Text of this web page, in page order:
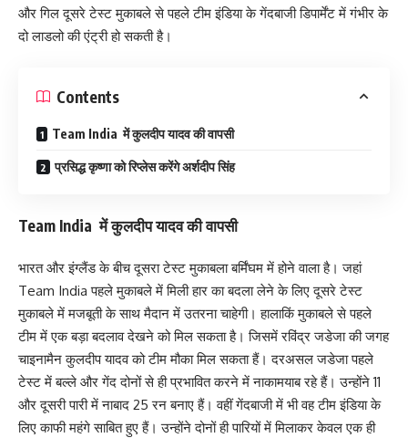
और गिल दूसरे टेस्ट मुकाबले से पहले टीम इंडिया के गेंदबाजी डिपार्मेंट में गंभीर के
दो लाडलो की एंट्री हो सकती है।
Contents
Team India में कुलदीप यादव की वापसी
प्रसिद्ध कृष्णा को रिप्लेस करेंगे अर्शदीप सिंह
Team India में कुलदीप यादव की वापसी
भारत और इंग्लैंड के बीच दूसरा टेस्ट मुकाबला बर्मिंघम में होने वाला है। जहां
Team India पहले मुकाबले में मिली हार का बदला लेने के लिए दूसरे टेस्ट
मुकाबले में मजबूती के साथ मैदान में उतरना चाहेगी। हालाकिं मुकाबले से पहले
टीम में एक बड़ा बदलाव देखने को मिल सकता है। जिसमें रविंद्र जडेजा की जगह
चाइनामैन कुलदीप यादव को टीम मौका मिल सकता हैं। दरअसल जडेजा पहले
टेस्ट में बल्ले और गेंद दोनों से ही प्रभावित करने में नाकामयाब रहे हैं। उन्होंने 11
और दूसरी पारी में नाबाद 25 रन बनाए हैं। वहीं गेंदबाजी में भी वह टीम इंडिया के
लिए काफी महंगे साबित हुए हैं। उन्होंने दोनों ही पारियों में मिलाकर केवल एक ही